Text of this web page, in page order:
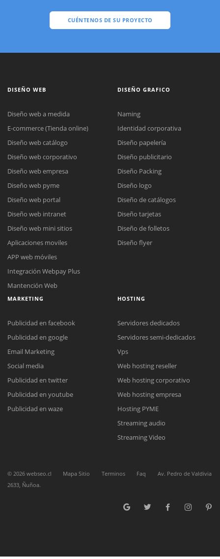
CUÉNTENOS DE SU PROYECTO
Reunión online
Nuestros ejecutivos le enviarán un correo electrónico con el enlace a
Meet para la reunión online.
Complete el formulario y nos contactaremos a la brevedad.
Chat Online
Todos nuestros ejecutivos están fuera de línea. Complete el formulario
para enviarnos un correo electrónico con sus datos personales.
DISEÑO WEB
Diseño web a medida
E-commerce (Tienda online)
Diseño web catálogo
Diseño web corporativo
Diseño web empresa
Diseño web pyme
Diseño web portal
Diseño web intranet
Diseño web mini sitios
Aplicaciones moviles
APP web móviles
Integración Webpay Plus
Mantención Web
DISEÑO GRAFICO
Naming
Identidad corporativa
Diseño papelería
Diseño publicitario
Diseño Packing
Diseño logo
Diseño de catálogos
Diseño tarjetas
Diseño de folletos
Diseño flyer
MARKETING
Publicidad en facebook
Publicidad en google
Email Marketing
Social media
Publicidad en twitter
Publicidad en youtube
Publicidad en waze
HOSTING
Servidores dedicados
Servidores semi-dedicados
Vps
Web hosting reseller
Web hosting corporativo
Web hosting empresa
Hosting PYME
Streaming audio
Streaming Video
© 2026 webseo.cl Mapa Sitio Terminos Faq
Av. Pedro de Valdivia
2633, Ñuñoa.